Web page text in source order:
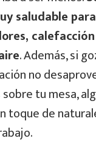
saludable
. Además, si
no
tu mesa,
toque de